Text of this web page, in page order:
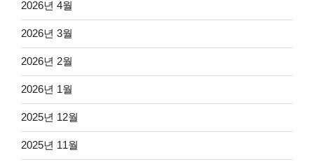
2026년 4월
2026년 3월
2026년 2월
2026년 1월
2025년 12월
2025년 11월